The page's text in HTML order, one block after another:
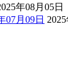
年08月05日
07月09日